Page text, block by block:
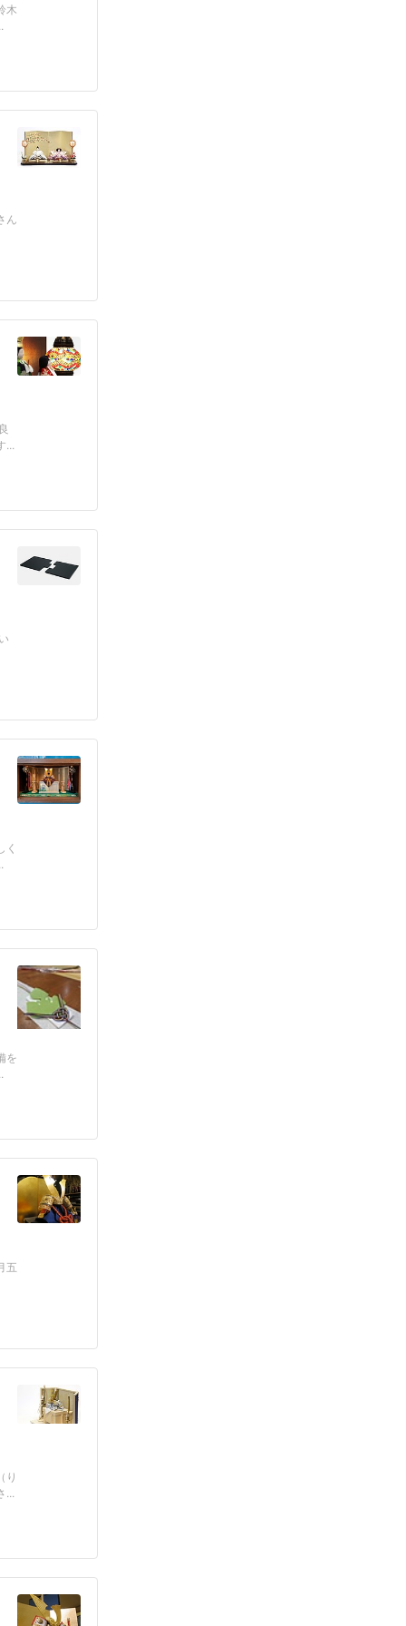
木
ん
く
を
五
り